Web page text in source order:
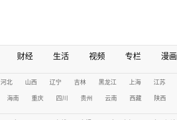
财经 生活 视频 专栏 漫画
河北 山西 辽宁 吉林 黑龙江 上海 江苏
海南 重庆 四川 贵州 云南 西藏 陕西